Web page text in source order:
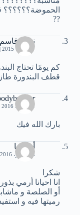
الحموضة؟؟؟؟؟؟
??
نزهة
7 أكتوبر، 2015 | 11:24 م
كم يومًا تحتاج
قطف البندورة
1 مارس، 2016 | 6:57 م
بارك الله فيك
أم يحيا
3 سبتمبر، 2016 | 3:14 م
شكرا
انا احيانا أرمي
أو الصلصة و
رميتها فيه و